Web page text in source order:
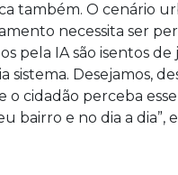
também. O cenário
necessita ser
pela IA são isentos de
Desejamos,
cidadão perceba
bairro e no dia a dia”,